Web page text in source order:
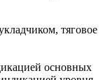
тяговое
основных